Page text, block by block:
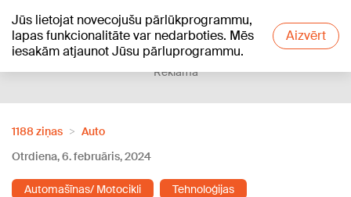
Jūs lietojat novecojušu pārlūkprogrammu,
lapas funkcionalitāte var nedarboties. Mēs
iesakām atjaunot Jūsu pārluprogrammu.
Aizvērt
+23°C
Reklāma
1188 ziņas
Auto
Otrdiena, 6. februāris, 2024
Automašīnas/ Motocikli Tehnoloģijas